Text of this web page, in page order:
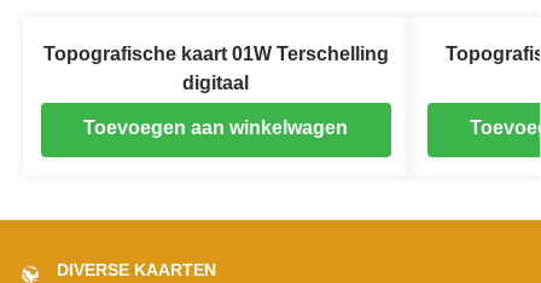
Topografische kaart 01W Terschelling
digitaal
Toevoegen aan winkelwagen
DIVERSE KAARTEN